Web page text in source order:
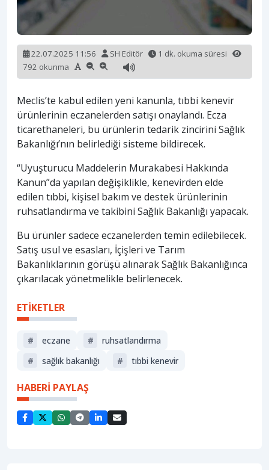
22.07.2025 11:56 SH Editör
1 dk. okuma süresi
792 okunma
Meclis’te kabul edilen yeni kanunla, tıbbi kenevir
ürünlerinin eczanelerden satışı onaylandı. Ecza
ticarethaneleri, bu ürünlerin tedarik zincirini Sağlık
Bakanlığı’nın belirlediği sisteme bildirecek.
“Uyuşturucu Maddelerin Murakabesi Hakkında
Kanun”da yapılan değişiklikle, kenevirden elde
edilen tıbbi, kişisel bakım ve destek ürünlerinin
ruhsatlandırma ve takibini Sağlık Bakanlığı yapacak.
Bu ürünler sadece eczanelerden temin edilebilecek.
Satış usul ve esasları, İçişleri ve Tarım
Bakanlıklarının görüşü alınarak Sağlık Bakanlığınca
çıkarılacak yönetmelikle belirlenecek.
ETİKETLER
# eczane #
ruhsatlandırma
#
sağlik bakanliği # tıbbi kenevir
HABERİ PAYLAŞ